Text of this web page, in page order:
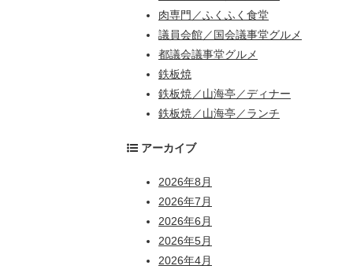
肉専門／ふくふく食堂
議員会館／国会議事堂グルメ
都議会議事堂グルメ
鉄板焼
鉄板焼／山海亭／ディナー
鉄板焼／山海亭／ランチ
アーカイブ
2026年8月
2026年7月
2026年6月
2026年5月
2026年4月